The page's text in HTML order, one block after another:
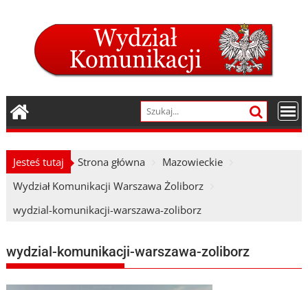
Jesteś tutaj Strona główna
Mazowieckie
Wydział Komunikacji Warszawa Żoliborz
wydzial-komunikacji-warszawa-zoliborz
wydzial-komunikacji-warszawa-zoliborz